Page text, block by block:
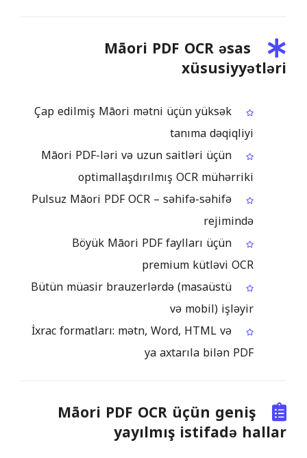
Māori PDF OCR əsas
xüsusiyyətləri
Çap edilmiş Māori mətni üçün yüksək
tanıma dəqiqliyi
Māori PDF-ləri və uzun saitləri üçün
optimallaşdırılmış OCR mühərriki
Pulsuz Māori PDF OCR – səhifə-səhifə
rejimində
Böyük Māori PDF faylları üçün
premium kütləvi OCR
Bütün müasir brauzerlərdə (masaüstü
və mobil) işləyir
İxrac formatları: mətn, Word, HTML və
ya axtarıla bilən PDF
Māori PDF OCR üçün geniş
yayılmış istifadə hallar